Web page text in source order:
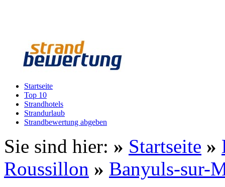
Startseite
Top 10
Strandhotels
Strandurlaub
Strandbewertung abgeben
Sie sind hier: » Startseite »
Roussillon » Banyuls-sur-